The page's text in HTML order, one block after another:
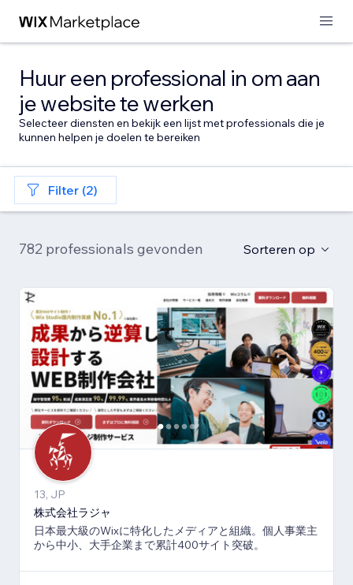
Huur een professional in om aan
je website te werken
Selecteer diensten en bekijk een lijst met professionals die je
kunnen helpen je doelen te bereiken
Filter (2)
782 professionals gevonden Sorteren op
13, JP
株式会社ラジャ
日本最大級のWixに特化したメディアと組織。個人事業主
から中小、大手企業まで累計400サイト突破。